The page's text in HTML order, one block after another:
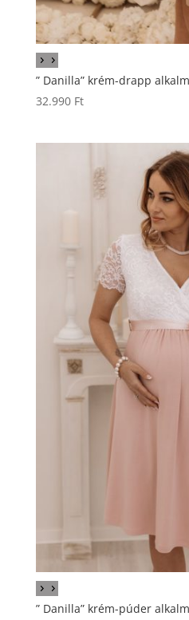
” Danilla” krém-drapp
32.990 Ft
” Danilla” krém-púder